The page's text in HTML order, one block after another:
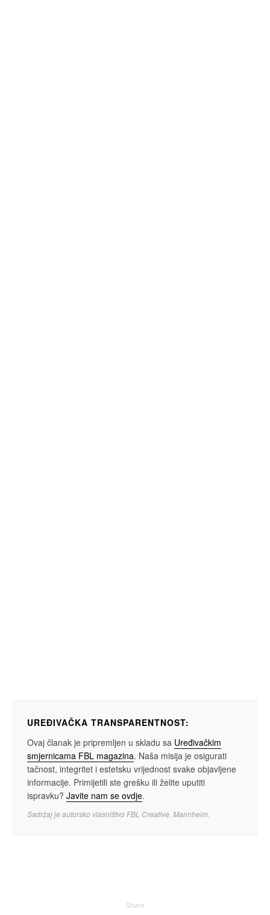
UREĐIVAČKA TRANSPARENTNOST:
Ovaj članak je pripremljen u skladu sa Uređivačkim
smjernicama FBL magazina. Naša misija je osigurati
tačnost, integritet i estetsku vrijednost svake objavljene
informacije. Primijetili ste grešku ili želite uputiti
ispravku? Javite nam se ovdje.
Sadržaj je autorsko vlasništvo FBL Creative, Mannheim.
Share